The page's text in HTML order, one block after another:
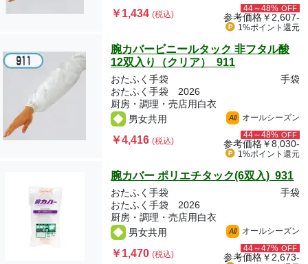
￥1,434(税込)
44～48% OFF
参考価格￥2,607-
1%ポイント 還元
腕カバービニールタック 非フタル酸
12双入り（クリア） 911
おたふく手袋
手袋
おたふく手袋 2026
厨房・調理・売店用白衣
男女共用
All オールシーズン
￥4,416(税込)
44～48% OFF
参考価格￥8,030-
1%ポイント 還元
腕カバー ポリエチタック(6双入) 931
おたふく手袋
手袋
おたふく手袋 2026
厨房・調理・売店用白衣
男女共用
All オールシーズン
￥1,470(税込)
44～47% OFF
参考価格￥2,673-